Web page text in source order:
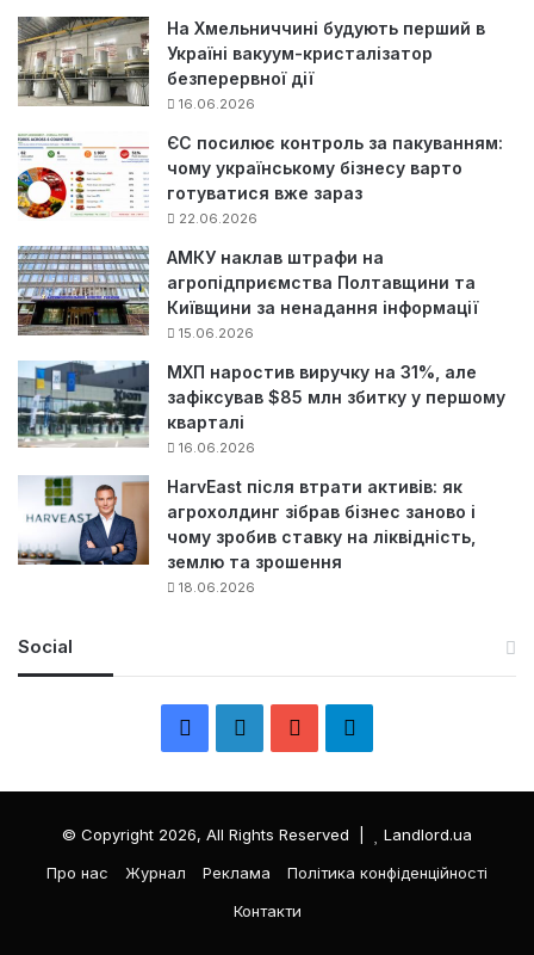
На Хмельниччині будують перший в
Україні вакуум-кристалізатор
безперервної дії
16.06.2026
ЄС посилює контроль за пакуванням:
чому українському бізнесу варто
готуватися вже зараз
22.06.2026
АМКУ наклав штрафи на
агропідприємства Полтавщини та
Київщини за ненадання інформації
15.06.2026
МХП наростив виручку на 31%, але
зафіксував $85 млн збитку у першому
кварталі
16.06.2026
HarvEast після втрати активів: як
агрохолдинг зібрав бізнес заново і
чому зробив ставку на ліквідність,
землю та зрошення
18.06.2026
Social
e
k
e
T
л
е
© Copyright 2026, All Rights Reserved |
Landlord.ua
Про нас
Журнал Реклама
Політика конфіденційності
Контакти